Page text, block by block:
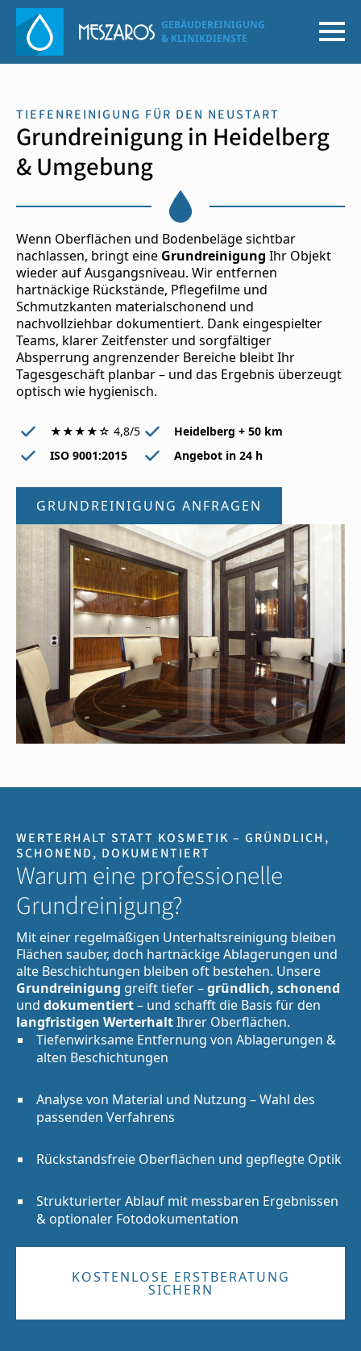
GEBÄUDEREINIGUNG
& KLINIKDIENSTE
TIEFENREINIGUNG FÜR DEN NEUSTART
Grundreinigung in Heidelberg
& Umgebung
Wenn Oberflächen und Bodenbeläge sichtbar
nachlassen, bringt eine Grundreinigung Ihr Objekt
wieder auf Ausgangsniveau. Wir entfernen
hartnäckige Rückstände, Pflegefilme und
Schmutzkanten materialschonend und
nachvollziehbar dokumentiert. Dank eingespielter
Teams, klarer Zeitfenster und sorgfältiger
Absperrung angrenzender Bereiche bleibt Ihr
Tagesgeschäft planbar – und das Ergebnis überzeugt
optisch wie hygienisch.
★★★★☆ 4,8/5
ISO 9001:2015
Heidelberg + 50 km
Angebot in 24 h
GRUNDREINIGUNG ANFRAGEN
WERTERHALT STATT KOSMETIK – GRÜNDLICH,
SCHONEND, DOKUMENTIERT
Warum eine professionelle
Grundreinigung?
Mit einer regelmäßigen Unterhaltsreinigung bleiben
Flächen sauber, doch hartnäckige Ablagerungen und
alte Beschichtungen bleiben oft bestehen. Unsere
Grundreinigung greift tiefer –gründlich, schonend
und dokumentiert– und schafft die Basis für den
langfristigen WerterhaltIhrer Oberflächen.
Tiefenwirksame Entfernung von Ablagerungen &
alten Beschichtungen
Analyse von Material und Nutzung – Wahl des
passenden Verfahrens
Rückstandsfreie Oberflächen und gepflegte Optik
Strukturierter Ablauf mit messbaren Ergebnissen
& optionaler Fotodokumentation
KOSTENLOSE ERSTBERATUNG
SICHERN